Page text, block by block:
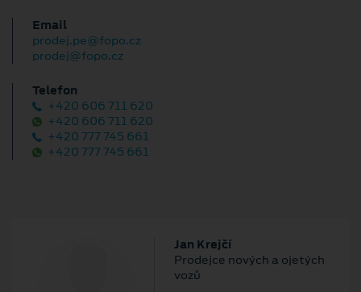
Email
prodej.pe@fopo.cz
prodej@fopo.cz
Telefon
+420 606 711 620
+420 606 711 620
+420 777 745 661
+420 777 745 661
Jan Krejčí
Prodejce nových a ojetých
vozů